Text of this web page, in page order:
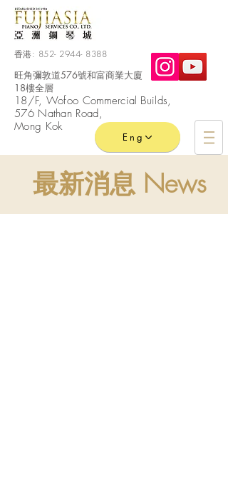
香港: 852- 2944- 8388
旺角彌敦道576號和富商業大廈
18樓全層
​18/F, Wofoo Commercial Builds,
576 Nathan Road,
Mong Kok
Eng
最新消息 News